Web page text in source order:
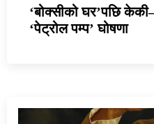
‘बोक्सीको घर’पछि
‘पेट्रोल पम्प’ घोषणा